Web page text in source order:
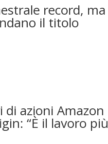
record, ma
il titolo
di azioni Amazon
“È il lavoro più